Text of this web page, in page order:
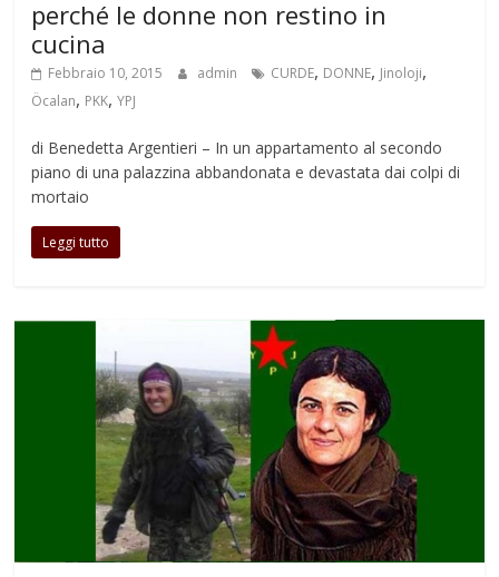
perché le donne non restino in
cucina
Febbraio 10, 2015 admin CURDE, DONNE, Jinoloji,
Öcalan, PKK,YPJ
di Benedetta Argentieri – In un appartamento al secondo
piano di una palazzina abbandonata e devastata dai colpi di
mortaio
Leggi tutto